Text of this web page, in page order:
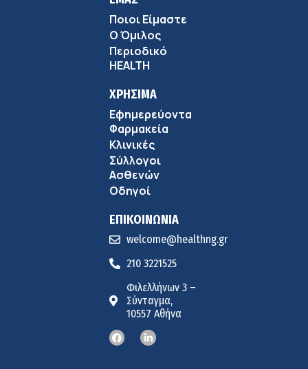
Ποιοι Είμαστε
Ο Όμιλος
Περιοδικό
HEALTH
ΧΡΗΣΙΜΑ
Εφημερεύοντα
Φαρμακεία
Κλινικές
Σύλλογοι
Ασθενών
Οδηγοί
ΕΠΙΚΟΙΝΩΝΙΑ
welcome@healthng.gr
210 3221525
Φιλελλήνων 3 –
Σύνταγμα,
10557 Αθήνα